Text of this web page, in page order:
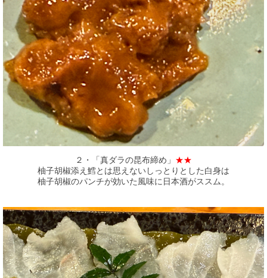
２・「真ダラの昆布締め」 ★★
柚子胡椒添え鱈とは思えないしっとりとした白身は
柚子胡椒のパンチが効いた風味に日本酒がススム。